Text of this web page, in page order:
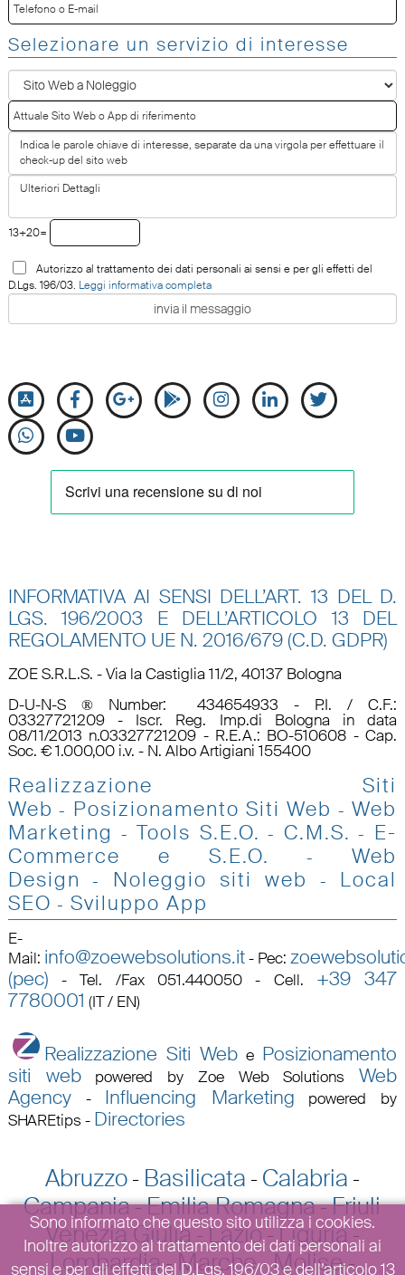
Selezionare un servizio di interesse
13+20=
Autorizzo al trattamento dei dati personali ai sensi e per gli effetti del
D.Lgs. 196/03. Leggi informativa completa
INFORMATIVA AI SENSI DELL’ART. 13 DEL D.
LGS. 196/2003 E DELL’ARTICOLO 13 DEL
REGOLAMENTO UE N. 2016/679 (C.D. GDPR)
ZOE S.R.L.S. - Via la Castiglia 11/2, 40137 Bologna
D-U-N-S ® Number: 434654933 - P.I. / C.F.:
03327721209 - Iscr. Reg. Imp.di Bologna in data
08/11/2013 n.03327721209 - R.E.A.: BO-510608 - Cap.
Soc. € 1.000,00 i.v. - N. Albo Artigiani 155400
Realizzazione Siti
Web - Posizionamento Siti Web -Web
Marketing - Tools S.E.O. - C.M.S. - E-
Commerce e S.E.O.
-Web
Design
- Noleggio siti web - Local
SEO - Sviluppo App
E-
Mail: info@zoewebsolutions.it- Pec:
(pec) -Tel. /Fax 051.440050 - Cell. +39 347
7780001 (IT / EN)
Realizzazione Siti Web e Posizionamento
siti webpowered by Zoe Web SolutionsWeb
Agency- Influencing Marketing powered by
SHAREtips - Directories
Abruzzo- Basilicata - Calabria -
Campania-Emilia Romagna-Friuli
Venezia Giulia-Lazio-Liguria-
Lombardia-Marche-Molise-
Sono informato che questo sito utilizza i cookies.
Inoltre autorizzo al trattamento dei dati personali ai
sensi e per gli effetti del D.Lgs. 196/03 e dell’articolo 13